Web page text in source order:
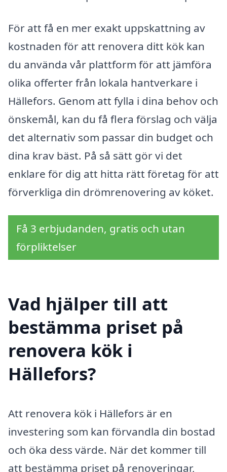
För att få en mer exakt uppskattning av
kostnaden för att renovera ditt kök kan
du använda vår plattform för att jämföra
olika offerter från lokala hantverkare i
Hällefors. Genom att fylla i dina behov och
önskemål, kan du få flera förslag och välja
det alternativ som passar din budget och
dina krav bäst. På så sätt gör vi det
enklare för dig att hitta rätt företag för att
förverkliga din drömrenovering av köket.
Få 3 erbjudanden, gratis och utan
förpliktelser
Vad hjälper till att
bestämma priset på
renovera kök i
Hällefors?
Att renovera kök i Hällefors är en
investering som kan förvandla din bostad
och öka dess värde. När det kommer till
att bestämma priset på renoveringar,